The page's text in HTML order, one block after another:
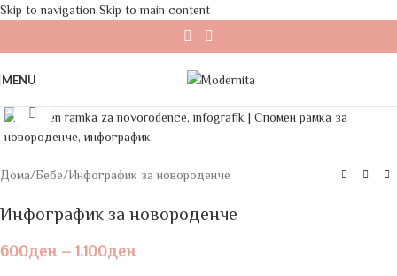
Skip to navigation Skip to main content
MENU
Click to enlarge
Дома/Бебе/Инфографик за новороденче
Инфографик за новороденче
600ден– 1.100ден